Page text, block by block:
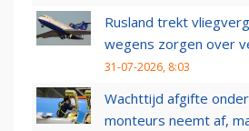
Rusland trekt
wegens zorgen over
31-07-2026, 8:03
Wachttijd afgifte
monteurs neemt af,